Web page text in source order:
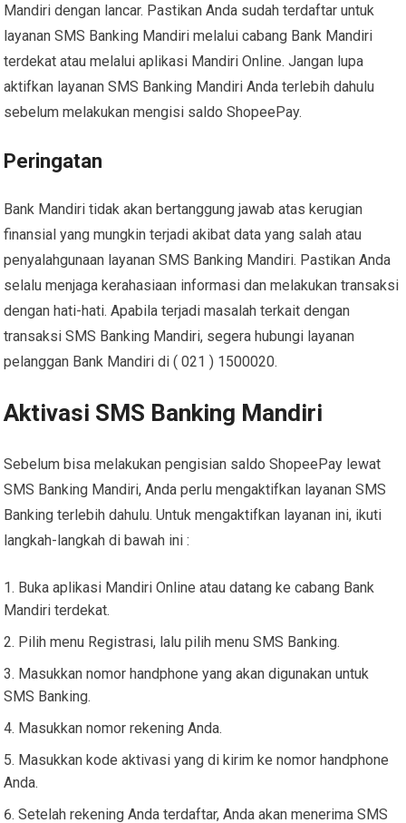
Mandiri dengan lancar. Pastikan Anda sudah terdaftar untuk
layanan SMS Banking Mandiri melalui cabang Bank Mandiri
terdekat atau melalui aplikasi Mandiri Online. Jangan lupa
aktifkan layanan SMS Banking Mandiri Anda terlebih dahulu
sebelum melakukan mengisi saldo ShopeePay.
Peringatan
Bank Mandiri tidak akan bertanggung jawab atas kerugian
finansial yang mungkin terjadi akibat data yang salah atau
penyalahgunaan layanan SMS Banking Mandiri. Pastikan Anda
selalu menjaga kerahasiaan informasi dan melakukan transaksi
dengan hati-hati. Apabila terjadi masalah terkait dengan
transaksi SMS Banking Mandiri, segera hubungi layanan
pelanggan Bank Mandiri di ( 021 ) 1500020.
Aktivasi SMS Banking Mandiri
Sebelum bisa melakukan pengisian saldo ShopeePay lewat
SMS Banking Mandiri, Anda perlu mengaktifkan layanan SMS
Banking terlebih dahulu. Untuk mengaktifkan layanan ini, ikuti
langkah-langkah di bawah ini :
Buka aplikasi Mandiri Online atau datang ke cabang Bank
Mandiri terdekat.
Pilih menu Registrasi, lalu pilih menu SMS Banking.
Masukkan nomor handphone yang akan digunakan untuk
SMS Banking.
Masukkan nomor rekening Anda.
Masukkan kode aktivasi yang di kirim ke nomor handphone
Anda.
Setelah rekening Anda terdaftar, Anda akan menerima SMS